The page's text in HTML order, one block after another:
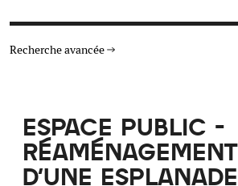
Recherche avancée
TYPE DE RESSOURCES
MATÉRIAUX
ESPACE PUBLIC -
RÉAMÉNAGEMENT
D'UNE ESPLANADE